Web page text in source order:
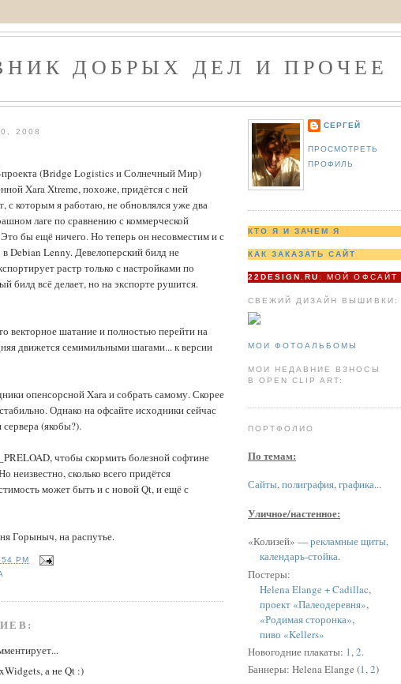
ДОБРЫХ ДЕЛ И ПРОЧЕЕ
2008
проекта (Bridge Logistics и Солнечный Мир)
Xara Xtreme, похоже, придётся с ней
с которым я работаю, не обновлялся уже два
лаге по сравнению с коммерческой
бы ещё ничего. Но теперь он несовместим и с
Debian Lenny. Девелоперский билд не
растр только с настройками по
билд всё делает, но на экспорте рушится.
векторное шатание и полностью перейти на
движется семимильными шагами... к версии
опенсорсной Xara и собрать самому. Скорее
Однако на офсайте исходники сейчас
(якобы?).
чтобы скормить болезной софтине
неизвестно, сколько всего придётся
может быть и с новой Qt, и ещё с
Горыныч, на распутье.
PM
а не Qt :)
СЕРГЕЙ
ПРОСМОТРЕТЬ
ПРОФИЛЬ
КТО Я И ЗАЧЕМ Я
КАК ЗАКАЗАТЬ САЙТ
22DESIGN.RU : МОЙ ОФСАЙТ
СВЕЖИЙ ДИЗАЙН ВЫШИВКИ:
МОИ ФОТОАЛЬБОМЫ
МОИ НЕДАВНИЕ ВЗНОСЫ
В OPEN CLIP ART:
ПОРТФОЛИО
По темам:
Сайты,полиграфия,графика...
Уличное/настенное:
«Колизей» —рекламные щиты,
календарь-стойка.
Постеры:
Helena Elange + Cadillac,
проект «Палеодеревня»,
«Родимая сторонка»,
пиво «Kellers»
Новогодние плакаты: 1,2.
Баннеры: Helena Elange (1,2)